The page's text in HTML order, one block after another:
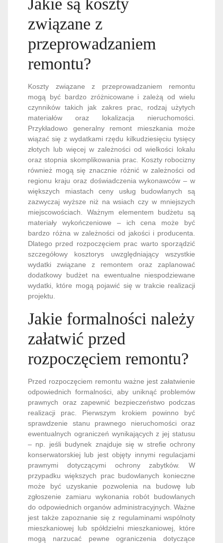
związane z
przeprowadzaniem
remontu?
Koszty związane z przeprowadzaniem remontu
mogą być bardzo zróżnicowane i zależą od wielu
czynników takich jak zakres prac, rodzaj użytych
materiałów oraz lokalizacja nieruchomości.
Przykładowo generalny remont mieszkania może
wiązać się z wydatkami rzędu kilkudziesięciu tysięcy
złotych lub więcej w zależności od wielkości lokalu
oraz stopnia skomplikowania prac. Koszty robocizny
również mogą się znacznie różnić w zależności od
regionu kraju oraz doświadczenia wykonawców – w
większych miastach ceny usług budowlanych są
zazwyczaj wyższe niż na wsiach czy w mniejszych
miejscowościach. Ważnym elementem budżetu są
materiały wykończeniowe – ich cena może być
bardzo różna w zależności od jakości i producenta.
Dlatego przed rozpoczęciem prac warto sporządzić
szczegółowy kosztorys uwzględniający wszystkie
wydatki związane z remontem oraz zaplanować
dodatkowy budżet na ewentualne niespodziewane
wydatki, które mogą pojawić się w trakcie realizacji
projektu.
Jakie formalności należy
załatwić przed
rozpoczęciem remontu?
Przed rozpoczęciem remontu ważne jest załatwienie
odpowiednich formalności, aby uniknąć problemów
prawnych oraz zapewnić bezpieczeństwo podczas
realizacji prac. Pierwszym krokiem powinno być
sprawdzenie stanu prawnego nieruchomości oraz
ewentualnych ograniczeń wynikających z jej statusu
– np. jeśli budynek znajduje się w strefie ochrony
konserwatorskiej lub jest objęty innymi regulacjami
prawnymi dotyczącymi ochrony zabytków. W
przypadku większych prac budowlanych konieczne
może być uzyskanie pozwolenia na budowę lub
zgłoszenie zamiaru wykonania robót budowlanych
do odpowiednich organów administracyjnych. Ważne
jest także zapoznanie się z regulaminami wspólnoty
mieszkaniowej lub spółdzielni mieszkaniowej, które
mogą narzucać pewne ograniczenia dotyczące